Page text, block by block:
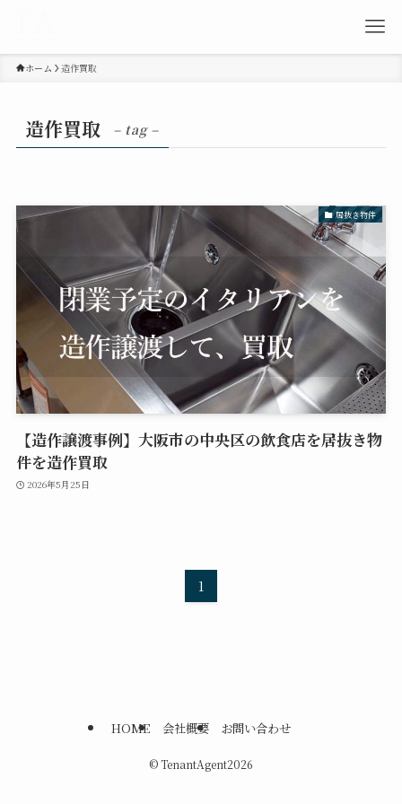
ホーム 造作買取
造作買取 – tag –
居抜き物件
【造作譲渡事例】大阪市の中央区の飲食店を居抜き物
件を造作買取
2026年5月25日
1
HOME 会社概要 お問い合わせ
©TenantAgent2026